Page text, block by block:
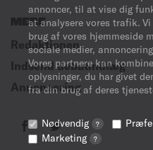
annoncer, til at vise dig
at analysere vores trafik.
brug af vores hjemmeside
sociale medier,
Vores partnere kan
oplysninger, du har givet
fra din brug af deres
Nødvendig ?
Marketing ?
MERE
Redaktionen
Indsend debatindlæg
Annoncering